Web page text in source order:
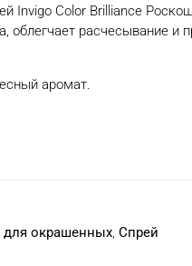
Invigo Color Brilliance
облегчает расчесывание и
аромат.
для окрашенных,Спрей